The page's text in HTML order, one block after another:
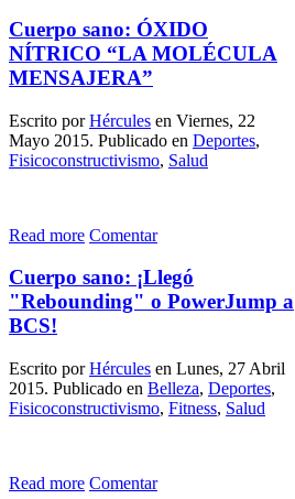
Cuerpo sano: ÓXIDO
NÍTRICO “LA MOLÉCULA
MENSAJERA”
Escrito porHércules en Viernes, 22
Mayo 2015. Publicado en Deportes,
Fisicoconstructivismo, Salud
Read more Comentar
Cuerpo sano: ¡Llegó
"Rebounding" o PowerJump a
BCS!
Escrito porHércules en Lunes, 27 Abril
2015. Publicado en Belleza, Deportes,
Fisicoconstructivismo, Fitness, Salud
Read more Comentar